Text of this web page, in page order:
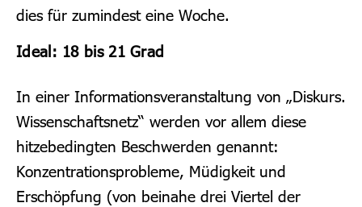
dies für zumindest eine Woche.
Ideal: 18 bis 21 Grad
In einer Informationsveranstaltung von „Diskurs.
Wissenschaftsnetz“ werden vor allem diese
hitzebedingten Beschwerden genannt:
Konzentrationsprobleme, Müdigkeit und
Erschöpfung (von beinahe drei Viertel der